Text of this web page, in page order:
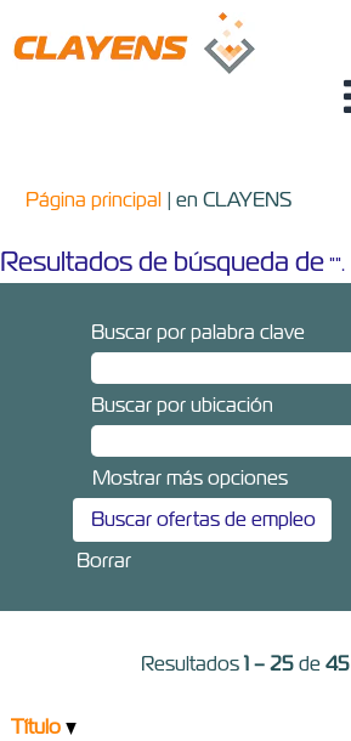
Página principal | en CLAYENS(página
Resultados de búsqueda de"".
Buscar por palabra clave
Buscar por ubicación
Mostrar más opciones
Borrar
Resultados1 – 25de45
Título